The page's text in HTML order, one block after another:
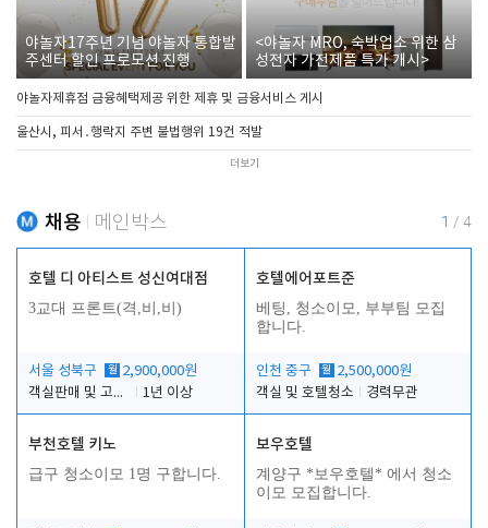
야놀자17주년 기념 야놀자 통합발
주센터 할인 프로모션 진행
<야놀자 MRO, 숙박업소 위한 삼
성전자 가전제품 특가 개시>
야놀자제휴점 금융혜택제공 위한 제휴 및 금융서비스 게시
울산시, 피서․행락지 주변 불법행위 19건 적발
더보기
채용 메인박스 1 / 4
호텔 디 아티스트 성신여대점
3교대 프론트(격,비,비)
서울 성북구 월 2,900,000원
객실판매 및 고객응대
1년 이상
호텔에어포트준
베팅, 청소이모, 부부팀 모집
합니다.
인천 중구 월 2,500,000원
객실 및 호텔청소
경력무관
부천호텔 키노
급구 청소이모 1명 구합니다.
보우호텔
계양구 *보우호텔* 에서 청소
이모 모집합니다.